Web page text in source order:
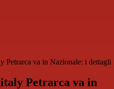
Petrarca va in Nazionale: i dettagli
Petrarca va in